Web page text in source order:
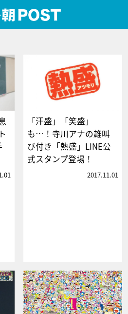
「汗盛」「笑盛」
も…！寺川アナの雄叫
び付き「熱盛」LINE公
式スタンプ登場！
2017.11.01